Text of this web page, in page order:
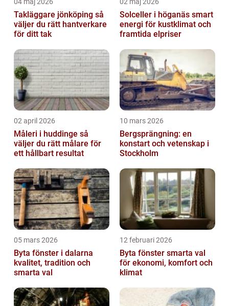
Takläggare jönköping så
väljer du rätt hantverkare
för ditt tak
Solceller i höganäs smart
energi för kustklimat och
framtida elpriser
02 april 2026
Måleri i huddinge så
väljer du rätt målare för
ett hållbart resultat
10 mars 2026
Bergsprängning: en
konstart och vetenskap i
Stockholm
05 mars 2026
Byta fönster i dalarna
kvalitet, tradition och
smarta val
12 februari 2026
Byta fönster smarta val
för ekonomi, komfort och
klimat